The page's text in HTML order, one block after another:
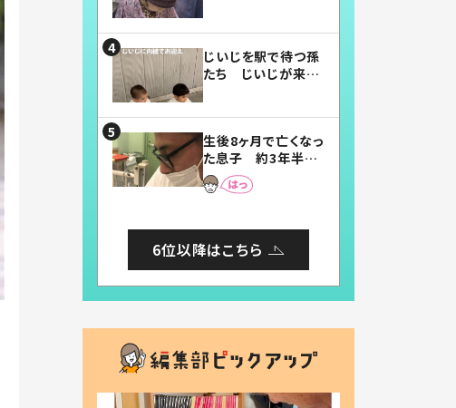
じいじを駅で待つ孫
たち じいじが来た
まらない」「幸せにな
れる」
生後8ヶ月で亡くなっ
た息子 約3年半
後、当時の妻の日記
に書いてあった本音
6位以降はこちら